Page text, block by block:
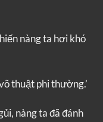
nàng ta hơi khó
thuật phi thường.’
nàng ta đã đánh